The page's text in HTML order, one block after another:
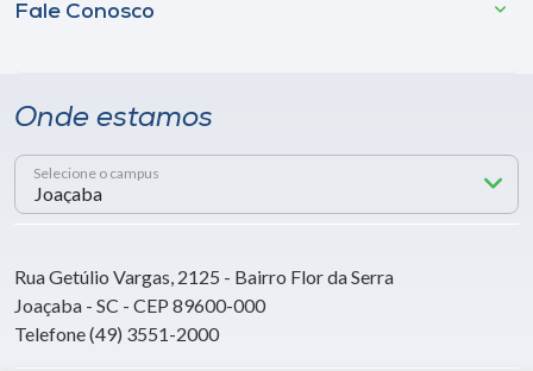
Fale Conosco
Onde estamos
Selecione o campus
Rua Getúlio Vargas, 2125 - Bairro Flor da Serra
Joaçaba - SC - CEP 89600-000
Telefone (49) 3551-2000